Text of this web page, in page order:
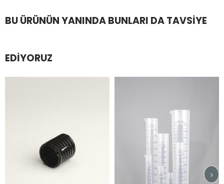
BU ÜRÜNÜN YANINDA BUNLARI DA TAVSIYE
EDIYORUZ